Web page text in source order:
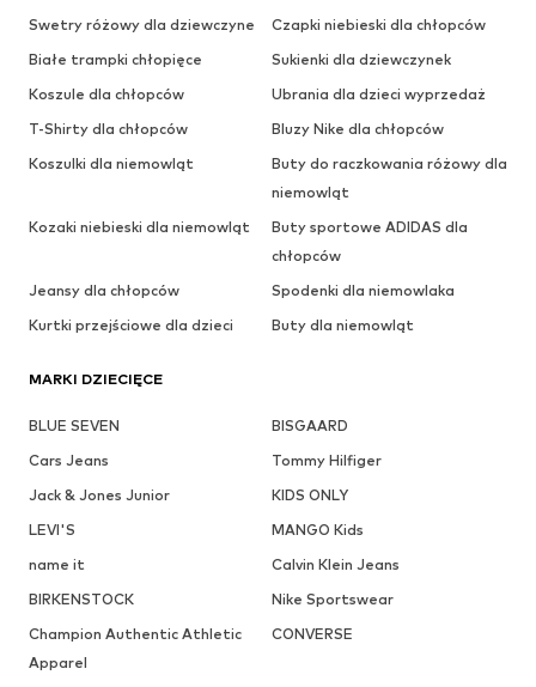
Swetry różowy dla dziewczyne
Czapki niebieski dla chłopców
Białe trampki chłopięce
Sukienki dla dziewczynek
Koszule dla chłopców
Ubrania dla dzieci wyprzedaż
T-Shirty dla chłopców
Bluzy Nike dla chłopców
Koszulki dla niemowląt
Buty do raczkowania różowy dla
niemowląt
Kozaki niebieski dla niemowląt
Buty sportowe ADIDAS dla
chłopców
Jeansy dla chłopców
Spodenki dla niemowlaka
Kurtki przejściowe dla dzieci
Buty dla niemowląt
MARKI DZIECIĘCE
BLUE SEVEN
BISGAARD
Cars Jeans
Tommy Hilfiger
Jack & Jones Junior
KIDS ONLY
LEVI'S
MANGO Kids
name it
Calvin Klein Jeans
BIRKENSTOCK
Nike Sportswear
Champion Authentic Athletic
Apparel
CONVERSE